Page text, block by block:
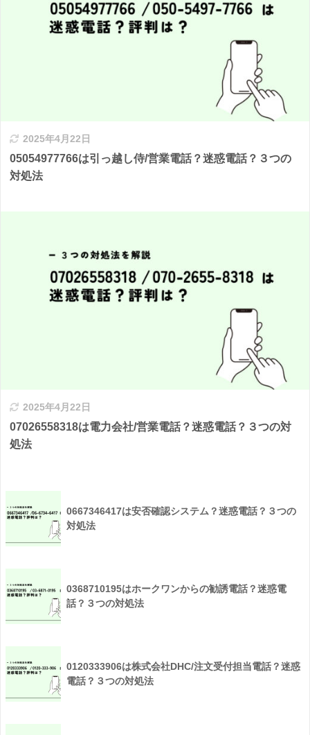
2025年4月22日
05054977766は引っ越し侍/営業電話？迷惑電話？３つの
対処法
2025年4月22日
07026558318は電力会社/営業電話？迷惑電話？３つの対
処法
0667346417は安否確認システム？迷惑電話？３つの
対処法
0368710195はホークワンからの勧誘電話？迷惑電
話？３つの対処法
0120333906は株式会社DHC/注文受付担当電話？迷惑
電話？３つの対処法